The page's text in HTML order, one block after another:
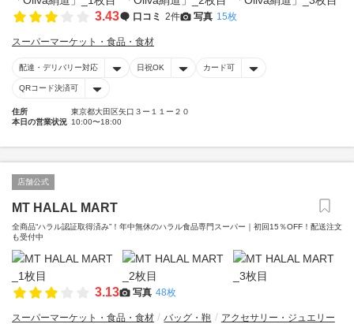
3.43 口コミ 2件 写真 15枚
スーパーマーケット・食品・食材
配達・デリバリー対応 日祝OK カード可
QRコード決済可
住所
東京都大田区矢口３ー１１ー２０
本日の営業状況 10:00〜18:00
店舗公式
MT HALAL MART
全商品“ハラル認証取得済み”！年中無休のハラル食品専門スーパー｜初回15％OFF！配送注文
も受付中
3.13 写真 48枚
スーパーマーケット・食品・食材 バッグ・鞄 アクセサリー・ジュエリー